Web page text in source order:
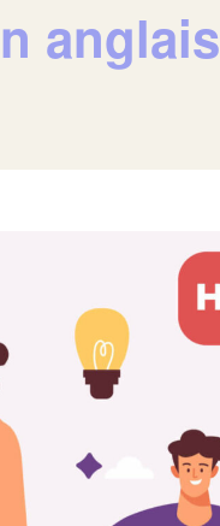
anglais